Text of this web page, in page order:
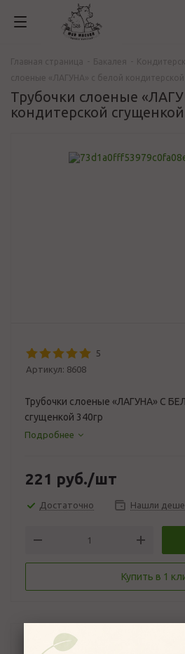
Трубочки слоеные
кондитерской
5
Артикул: 8608
Трубочки слоеные «ЛАГУНА» С
сгущенкой 340гр
Подробнее
221 руб./шт
Достаточно Нашли
Купить в 1
Описание